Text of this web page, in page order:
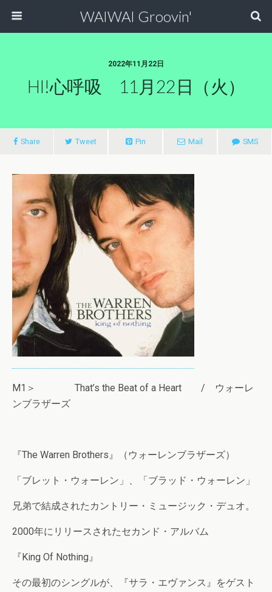
WAIWAI Groovin'
2022年11月22日
HI!心呼吸 11月22日（火）
Share Tweet Pin Mail SMS
M1＞ That’s the Beat of a Heart / ウォーレ
ンブラザーズ
『The Warren Brothers』（ウォーレンブラザーズ）
「ブレット・ウォーレン」、「ブラッド・ウォーレン」
兄弟で結成されたカントリー・ミュージック・デュオ。
2000年にリリースされたセカンド・アルバム
『King Of Nothing』
その最初のシングルが、『サラ・エヴァンス』をゲスト